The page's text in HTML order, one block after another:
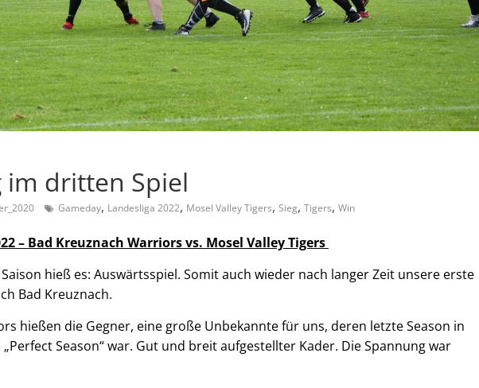
im dritten Spiel
Gameday, Landesliga 2022, Mosel Valley Tigers, Sieg, Tigers, Win
– Bad Kreuznach Warriors vs. Mosel Valley Tigers
hieß es: Auswärtsspiel. Somit auch wieder nach langer Zeit unsere erste
Bad Kreuznach.
hießen die Gegner, eine große Unbekannte für uns, deren letzte Season in
Season“ war. Gut und breit aufgestellter Kader. Die Spannung war